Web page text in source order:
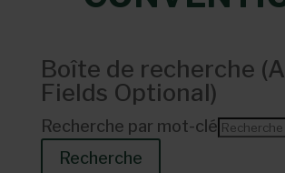
Boîte de recherche (
Fields Optional)
Recherche par mot-clé
Recherche